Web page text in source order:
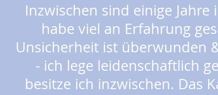
Inzwischen sind einige
habe viel an Erfahrung
Unsicherheit ist überwunden
- ich lege leidenschaftlich
besitze ich inzwischen. Das